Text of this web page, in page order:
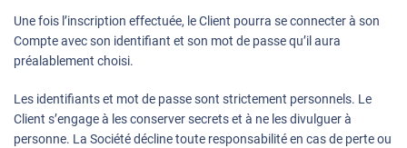
Une fois l’inscription effectuée, le Client pourra se connecter à son
Compte avec son identifiant et son mot de passe qu’il aura
préalablement choisi.
Les identifiants et mot de passe sont strictement personnels. Le
Client s’engage à les conserver secrets et à ne les divulguer à
personne. La Société décline toute responsabilité en cas de perte ou